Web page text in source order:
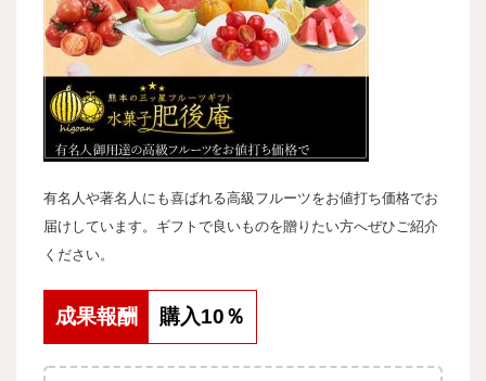
有名人や著名人にも喜ばれる高級フルーツをお値打ち価格でお
届けしています。ギフトで良いものを贈りたい方へぜひご紹介
ください。
成果報酬 購入10％